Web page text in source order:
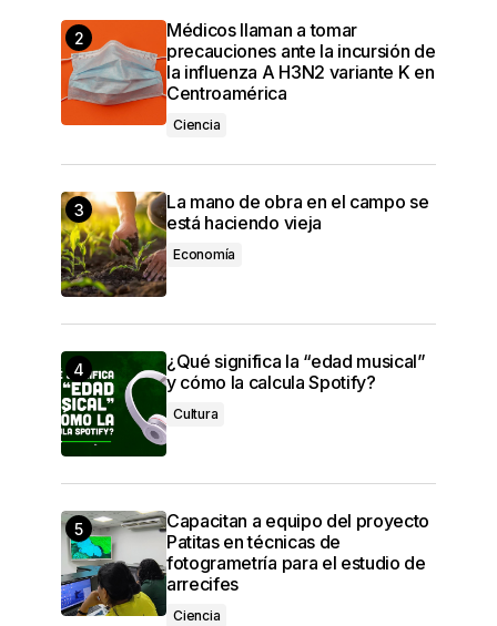
Médicos llaman a tomar
precauciones ante la incursión de
la influenza A H3N2 variante K en
Centroamérica
Ciencia
La mano de obra en el campo se
está haciendo vieja
Economía
¿Qué significa la “edad musical”
y cómo la calcula Spotify?
Cultura
Capacitan a equipo del proyecto
Patitas en técnicas de
fotogrametría para el estudio de
arrecifes
Ciencia